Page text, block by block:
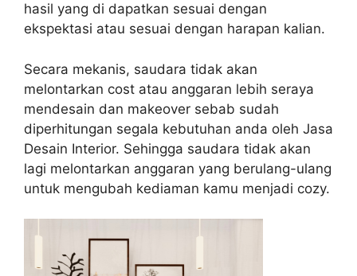
hasil yang di dapatkan sesuai dengan
ekspektasi atau sesuai dengan harapan kalian.
Secara mekanis, saudara tidak akan
melontarkan cost atau anggaran lebih seraya
mendesain dan makeover sebab sudah
diperhitungan segala kebutuhan anda oleh Jasa
Desain Interior. Sehingga saudara tidak akan
lagi melontarkan anggaran yang berulang-ulang
untuk mengubah kediaman kamu menjadi cozy.